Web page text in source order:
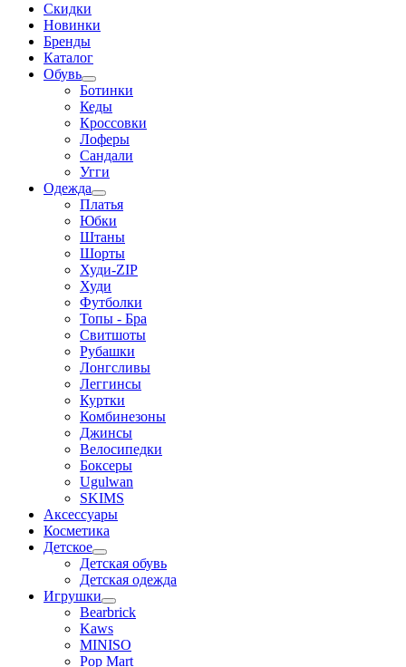
Скидки
Новинки
Бренды
Каталог
Обувь
Ботинки
Кеды
Кроссовки
Лоферы
Сандали
Угги
Одежда
Платья
Юбки
Штаны
Шорты
Худи-ZIP
Худи
Футболки
Топы - Бра
Свитшоты
Рубашки
Лонгсливы
Леггинсы
Куртки
Комбинезоны
Джинсы
Велосипедки
Боксеры
Ugulwan
SKIMS
Аксессуары
Косметика
Детское
Детская обувь
Детская одежда
Игрушки
Bearbrick
Kaws
MINISO
Pop Mart